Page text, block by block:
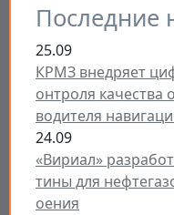
Последние
25.09
КРМЗ внедряет
онтроля качества
водителя
24.09
«Вириал»
тины для
оения